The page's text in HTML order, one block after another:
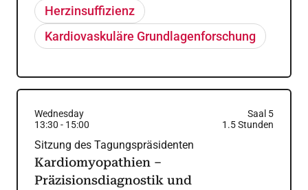
Herzinsuffizienz
Kardiovaskuläre Grundlagenforschung
Wednesday
Saal 5
13:30 - 15:00 1.5Stunden
Sitzung des Tagungspräsidenten
Kardiomyopathien –
Präzisionsdiagnostik und